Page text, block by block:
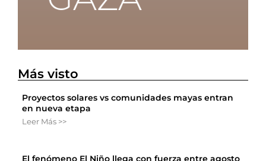
Más visto
Proyectos solares vs comunidades mayas entran
en nueva etapa
Leer Más >>
El fenómeno El Niño llega con fuerza entre agosto